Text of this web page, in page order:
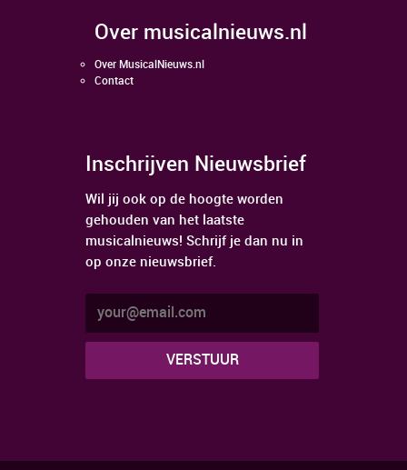
over musicalnieuws.nl
Over MusicalNieuws.nl
Contact
Inschrijven Nieuwsbrief
Wil jij ook op de hoogte worden
gehouden van het laatste
musicalnieuws! Schrijf je dan nu in
op onze nieuwsbrief.